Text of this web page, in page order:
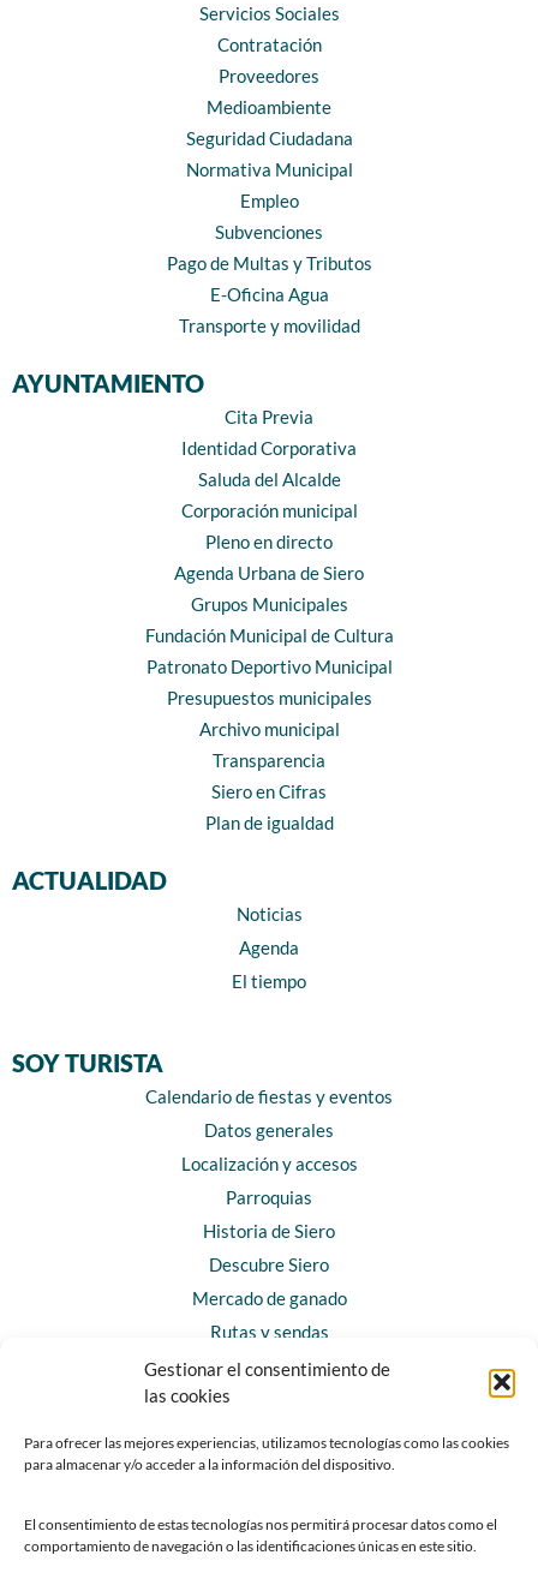
Gestionar el consentimiento de
las cookies
Para ofrecer las mejores experiencias, utilizamos tecnologías como las cookies
para almacenar y/o acceder a la información del dispositivo.
El consentimiento de estas tecnologías nos permitirá procesar datos como el
comportamiento de navegación o las identificaciones únicas en este sitio.
Servicios Sociales
Contratación
Proveedores
Medioambiente
Seguridad Ciudadana
Normativa Municipal
Empleo
Subvenciones
Pago de Multas y Tributos
E-Oficina Agua
Transporte y movilidad
AYUNTAMIENTO
Cita Previa
Identidad Corporativa
Saluda del Alcalde
Corporación municipal
Pleno en directo
Agenda Urbana de Siero
Grupos Municipales
Fundación Municipal de Cultura
Patronato Deportivo Municipal
Presupuestos municipales
Archivo municipal
Transparencia
Siero en Cifras
Plan de igualdad
ACTUALIDAD
Noticias
Agenda
El tiempo
SOY TURISTA
Calendario de fiestas y eventos
Datos generales
Localización y accesos
Parroquias
Historia de Siero
Descubre Siero
Mercado de ganado
Rutas y sendas
Horarios y contacto
Teléfonos de interés
Chatbot Siero